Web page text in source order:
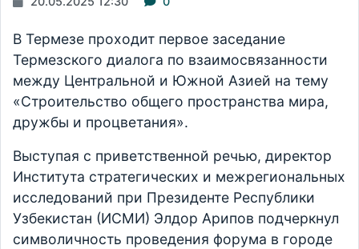
В Термезе проходит первое заседание
Термезского диалога по взаимосвязанности
между Центральной и Южной Азией на тему
«Строительство общего пространства мира,
дружбы и процветания».
Выступая с приветственной речью, директор
Института стратегических и межрегиональных
исследований при Президенте Республики
Узбекистан (ИСМИ) Элдор Арипов подчеркнул
символичность проведения форума в городе